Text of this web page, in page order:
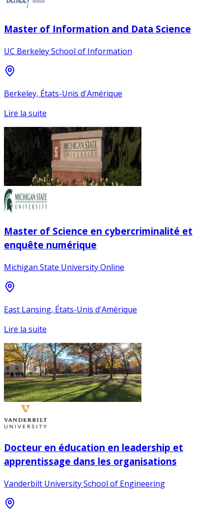
Master of Information and Data Science
UC Berkeley School of Information
Berkeley, États-Unis d'Amérique
Lire la suite
Master of Science en cybercriminalité et
enquête numérique
Michigan State University Online
East Lansing, États-Unis d'Amérique
Lire la suite
Docteur en éducation en leadership et
apprentissage dans les organisations
Vanderbilt University School of Engineering